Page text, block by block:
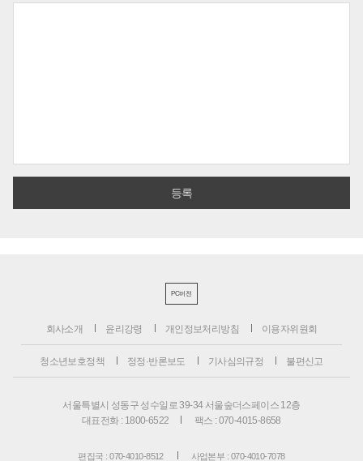
PC버전
회사소개 윤리강령 개인정보처리방침 이용자위원회
청소년보호정책 정정·반론보도 기사심의규정 불편신고
서울특별시 성동구 성수일로 39-34 서울숲더스페이스 12층
대표전화 : 1800-6522
팩스 : 070-4015-8658
편집국 : 070-4010-8512 사업본부 : 070-4010-7078